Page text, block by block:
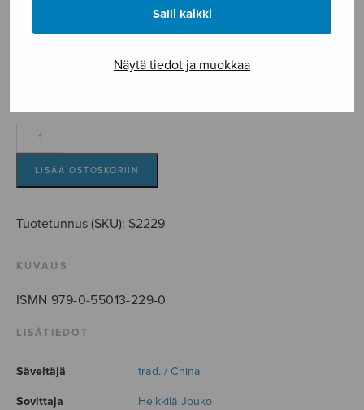
Salli kaikki
Näytä tiedot ja muokkaa
Chinese
Piece
I
LISÄÄ OSTOSKORIIN
Tuotetunnus (SKU): S2229
KUVAUS
ISMN 979-0-55013-229-0
LISÄTIEDOT
Säveltäjä trad. / China
Sovittaja Heikkilä Jouko